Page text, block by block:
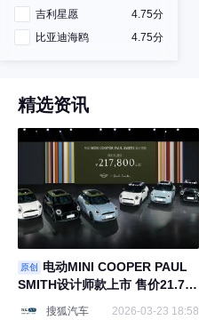
吉利星愿
4.75分
比亚迪海鸥
4.75分
精选资讯
原创
电动MINI COOPER PAUL
SMITH设计师款上市 售价21.78
搜狐汽车 2026-03-23 18:58